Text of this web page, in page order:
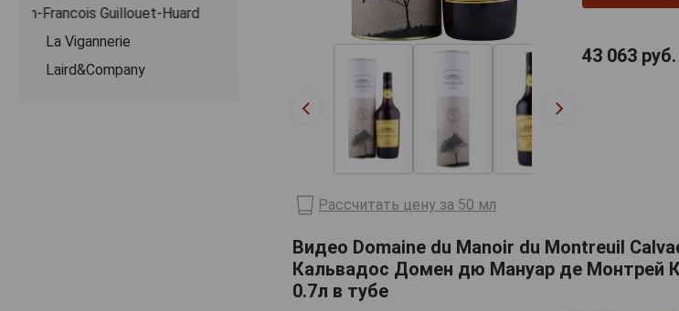
Jean-Francois Guillouet-Huard
La Vigannerie
Laird&Company
43 063руб.
Рассчитать цену за 50 мл
Видео Domaine du Manoir du Montreuil
Кальвадос Домен дю Мануар де Монтрей
0.7л в тубе